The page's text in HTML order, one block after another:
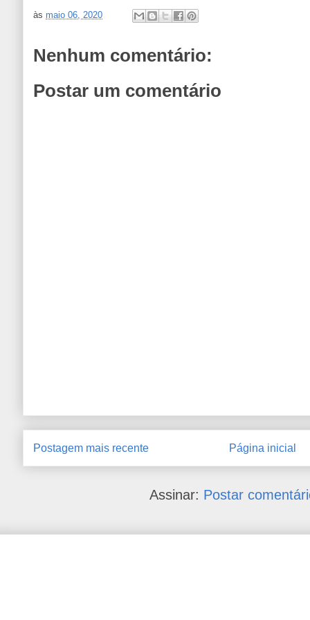
às maio 06, 2020
Nenhum comentário:
Postar um comentário
Postagem mais recente Página inicial
Assinar: Postar